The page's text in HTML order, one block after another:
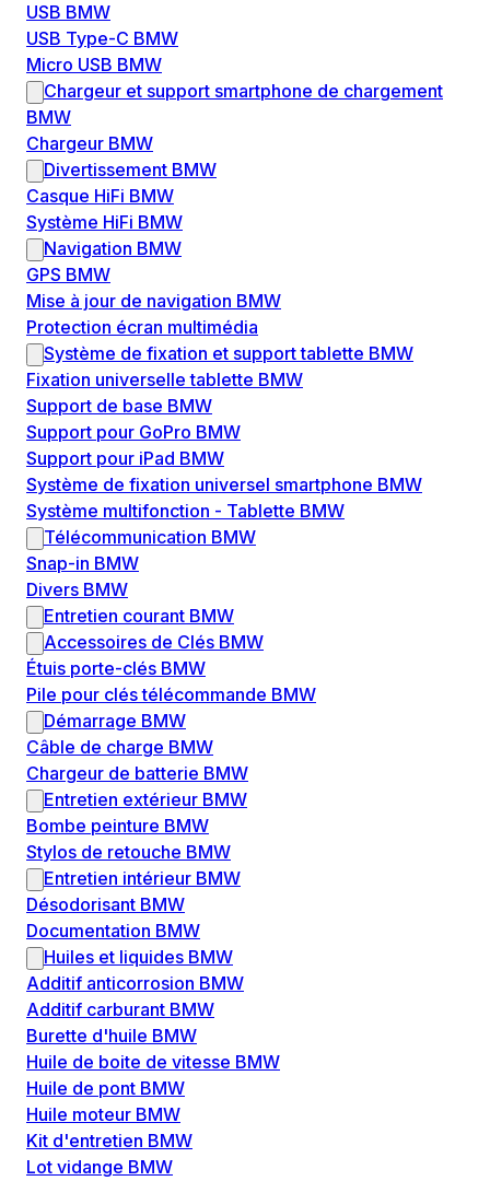
USB BMW
USB Type-C BMW
Micro USB BMW
Chargeur et support smartphone de chargement
BMW
Chargeur BMW
Divertissement BMW
Casque HiFi BMW
Système HiFi BMW
Navigation BMW
GPS BMW
Mise à jour de navigation BMW
Protection écran multimédia
Système de fixation et support tablette BMW
Fixation universelle tablette BMW
Support de base BMW
Support pour GoPro BMW
Support pour iPad BMW
Système de fixation universel smartphone BMW
Système multifonction - Tablette BMW
Télécommunication BMW
Snap-in BMW
Divers BMW
Entretien courant BMW
Accessoires de Clés BMW
Étuis porte-clés BMW
Pile pour clés télécommande BMW
Démarrage BMW
Câble de charge BMW
Chargeur de batterie BMW
Entretien extérieur BMW
Bombe peinture BMW
Stylos de retouche BMW
Entretien intérieur BMW
Désodorisant BMW
Documentation BMW
Huiles et liquides BMW
Additif anticorrosion BMW
Additif carburant BMW
Burette d'huile BMW
Huile de boite de vitesse BMW
Huile de pont BMW
Huile moteur BMW
Kit d'entretien BMW
Lot vidange BMW